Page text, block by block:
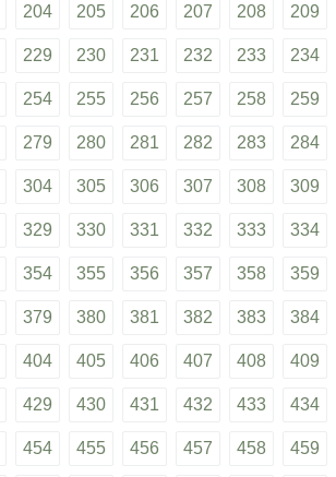
204 205 206 207 208 209
229 230 231 232 233 234
254 255 256 257 258 259
279 280 281 282 283 284
304 305 306 307 308 309
329 330 331 332 333 334
354 355 356 357 358 359
379 380 381 382 383 384
404 405 406 407 408 409
429 430 431 432 433 434
454 455 456 457 458 459